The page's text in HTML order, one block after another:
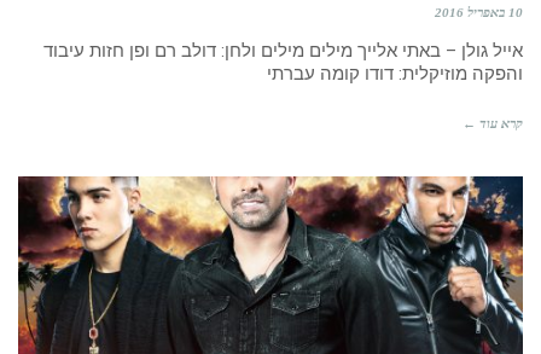
10 באפריל 2016
אייל גולן – באתי אלייך מילים מילים ולחן: דולב רם ופן חזות עיבוד
והפקה מוזיקלית: דודו קומה עברתי
קרא עוד ←